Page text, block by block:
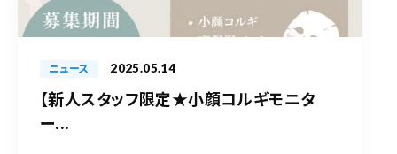
ニュース 2025.05.14
【新人スタッフ限定★小顔コルギモニタ
ー...